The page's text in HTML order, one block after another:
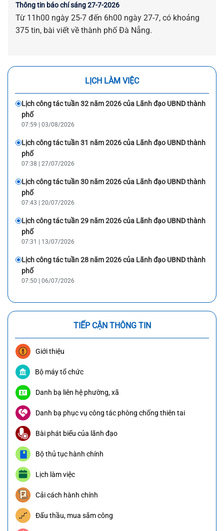
Thông tin báo chí sáng 27-7-2026
Từ 11h00 ngày 25-7 đến 6h00 ngày 27-7, có khoảng
375 tin, bài viết về thành phố Đà Nẵng.
LỊCH LÀM VIỆC
Lịch công tác tuần 32 năm 2026 của Lãnh đạo UBND thành
phố
07:59 | 03/08/2026
Lịch công tác tuần 31 năm 2026 của Lãnh đạo UBND thành
phố
07:38 | 27/07/2026
Lịch công tác tuần 30 năm 2026 của Lãnh đạo UBND thành
phố
07:43 | 20/07/2026
Lịch công tác tuần 29 năm 2026 của Lãnh đạo UBND thành
phố
07:31 | 13/07/2026
Lịch công tác tuần 28 năm 2026 của Lãnh đạo UBND thành
phố
07:50 | 06/07/2026
TIẾP CẬN THÔNG TIN
Giới thiệu
Bộ máy tổ chức
Danh bạ liên hệ phường, xã
Danh bạ phục vụ công tác phòng chống thiên tai
Bài phát biểu của lãnh đạo
Bộ thủ tục hành chính
Lịch làm việc
Cải cách hành chính
Đấu thầu, mua sắm công